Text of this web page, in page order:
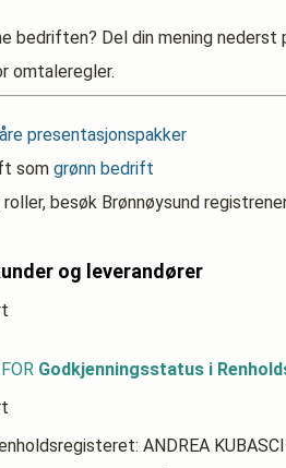
bedriften? Del din mening nederst
omtaleregler.
presentasjonspakker
som grønn bedrift
besøk Brønnøysund
og leverandører
Godkjenningsstatus i
ANDREA